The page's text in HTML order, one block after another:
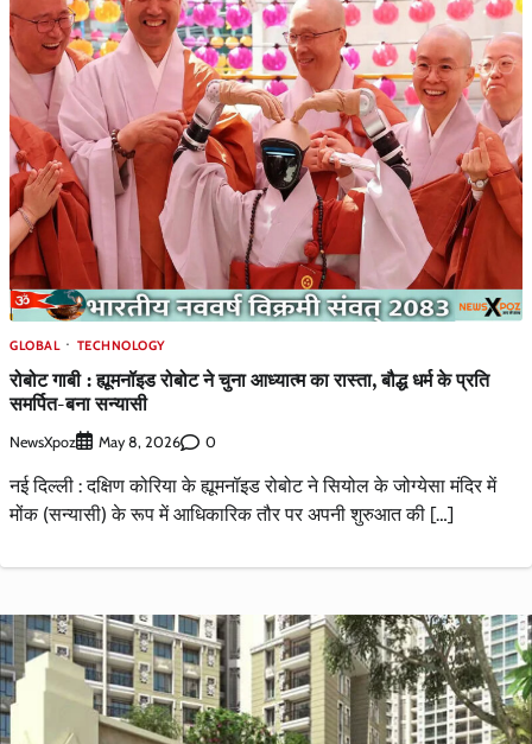
GLOBAL TECHNOLOGY
रोबोट गाबी : ह्यूमनॉइड रोबोट ने चुना आध्‍यात्‍म का रास्‍ता, बौद्ध धर्म के प्रति
समर्पित-बना सन्यासी
NewsXpoz May 8, 2026 0
नई दिल्ली : दक्षिण कोरिया के ह्यूमनॉइड रोबोट ने सियोल के जोग्येसा मंदिर में
मोंक (सन्यासी) के रूप में आधिकारिक तौर पर अपनी शुरुआत की […]